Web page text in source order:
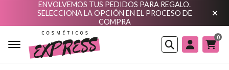
ENVOLVEMOS TUS PEDIDOS PARA REGALO.
SELECCIONA LA OPCIÓN EN EL PROCESO DE
COMPRA
Buscar
0